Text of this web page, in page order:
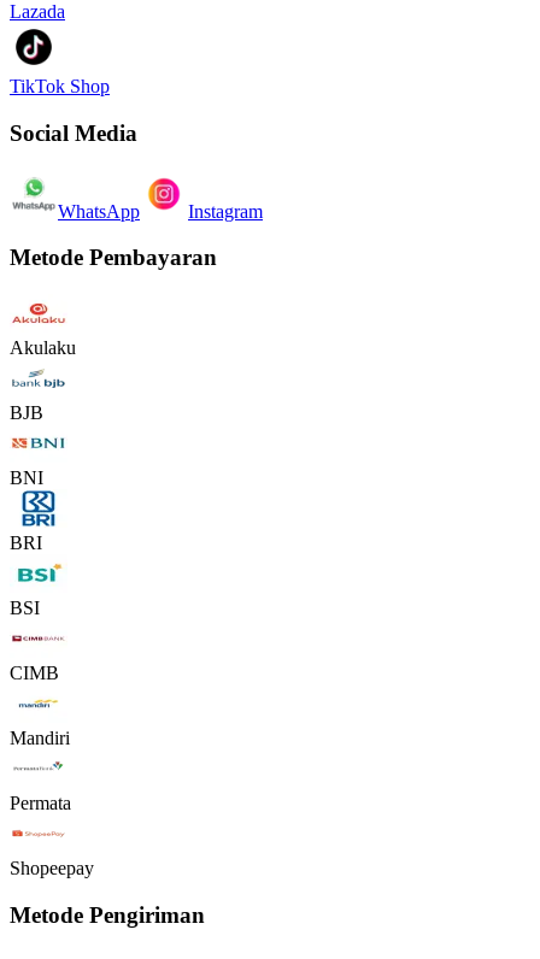
Lazada
TikTok Shop
Social Media
WhatsApp Instagram
Metode Pembayaran
Akulaku
BJB
BNI
BRI
BSI
CIMB
Mandiri
Permata
Shopeepay
Metode Pengiriman